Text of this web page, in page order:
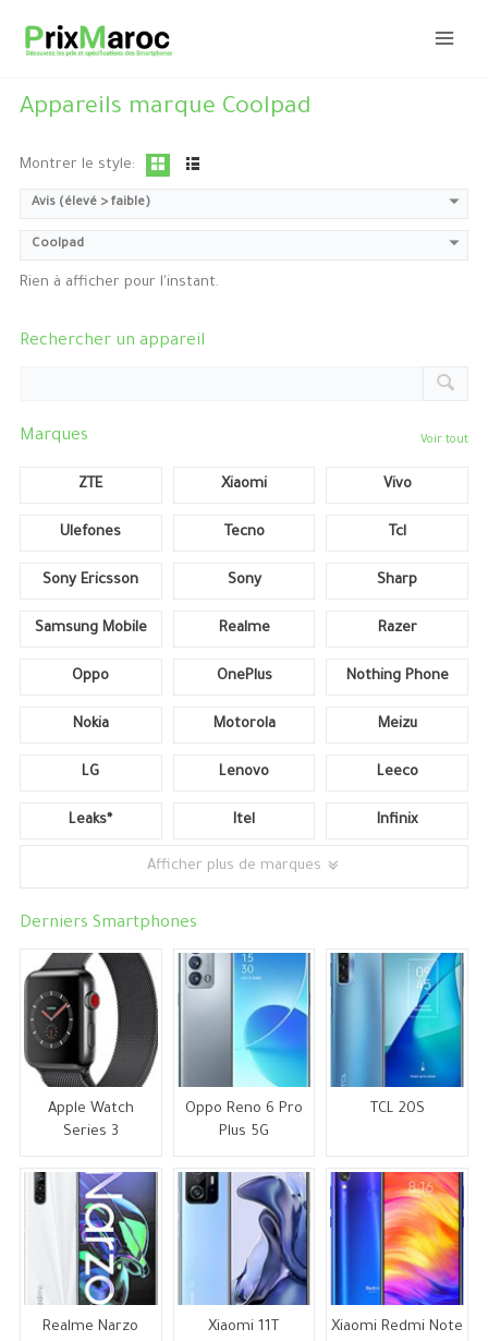
Appareils marque Coolpad
Montrer le style:
Avis (élevé > faible)
Coolpad
Rien à afficher pour l'instant.
Rechercher un appareil
Marques Voir tout
ZTE Xiaomi Vivo
Ulefones Tecno Tcl
Sony Ericsson Sony Sharp
Samsung Mobile Realme Razer
Oppo OnePlus Nothing Phone
Nokia Motorola Meizu
LG Lenovo Leeco
Leaks* Itel Infinix
Afficher plus de marques
Derniers Smartphones
Apple Watch
Series 3
Oppo Reno 6 Pro
Plus 5G
TCL 20S
Realme Narzo Xiaomi 11T
Xiaomi Redmi Note